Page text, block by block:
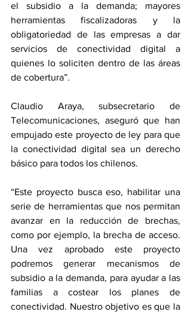
el subsidio a la demanda; mayores
herramientas fiscalizadoras y la
obligatoriedad de las empresas a dar
servicios de conectividad digital a
quienes lo soliciten dentro de las áreas
de cobertura”.
Claudio Araya, subsecretario de
Telecomunicaciones, aseguró que han
empujado este proyecto de ley para que
la conectividad digital sea un derecho
básico para todos los chilenos.
“Este proyecto busca eso, habilitar una
serie de herramientas que nos permitan
avanzar en la reducción de brechas,
como por ejemplo, la brecha de acceso.
Una vez aprobado este proyecto
podremos generar mecanismos de
subsidio a la demanda, para ayudar a las
familias a costear los planes de
conectividad. Nuestro objetivo es que la